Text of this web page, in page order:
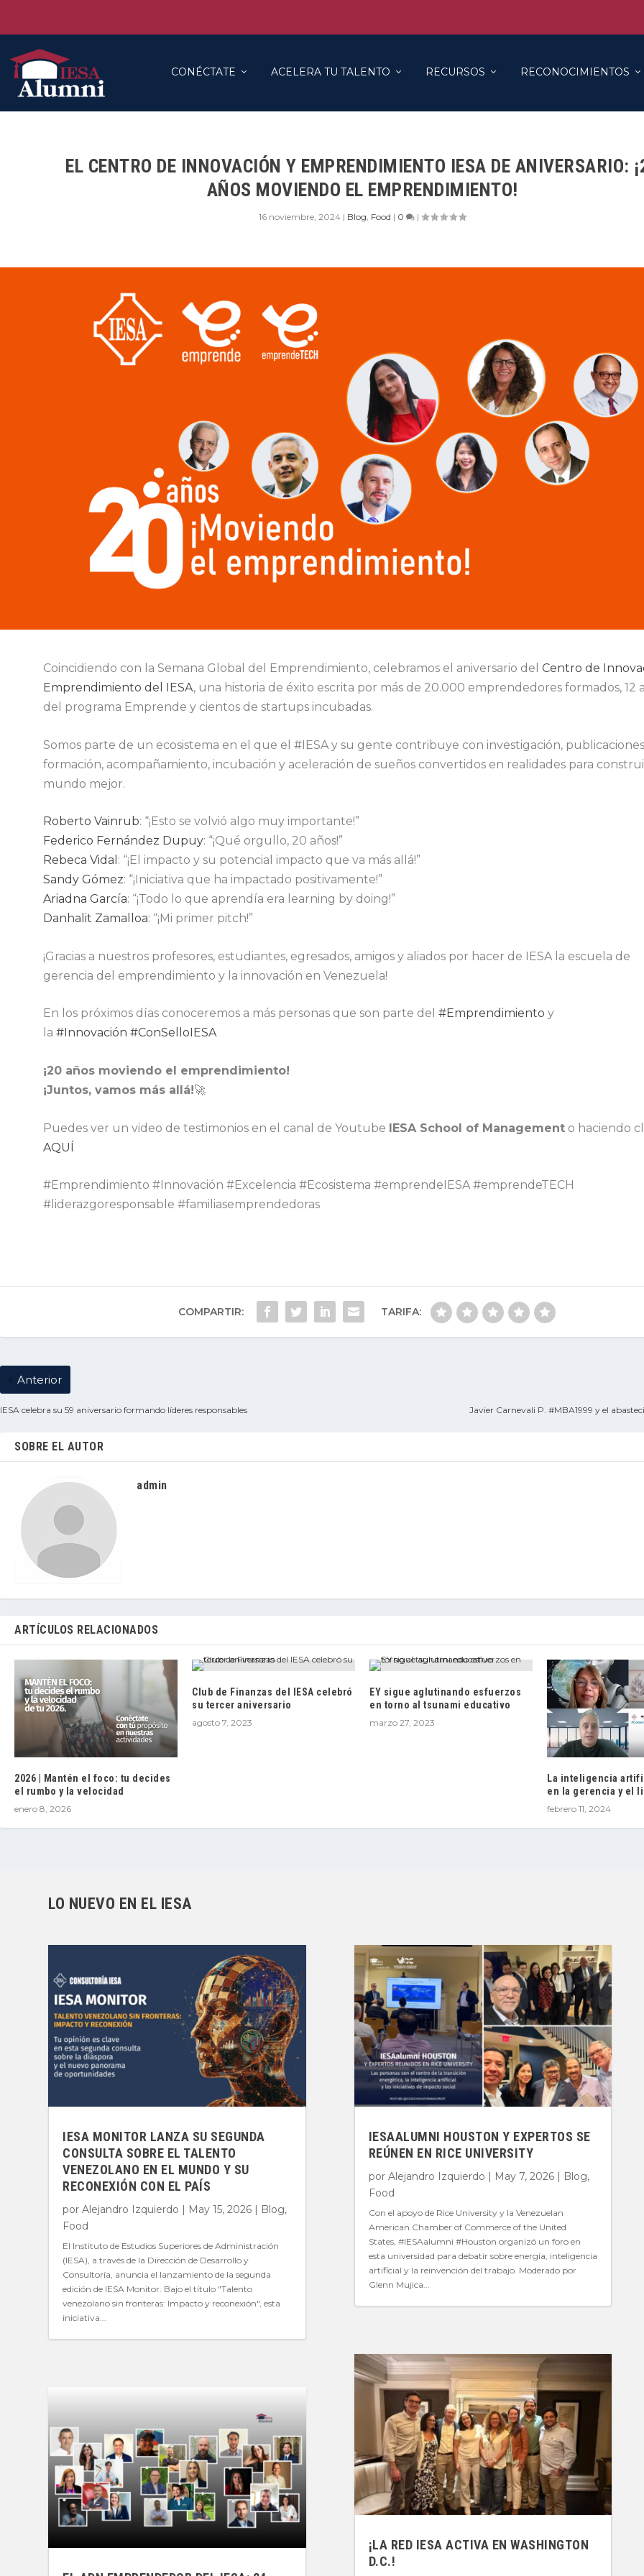
CONÉCTATE ACELERA TU TALENTO RECURSOS RECONOCIMIENTOS
EL CENTRO DE INNOVACIÓN Y EMPRENDIMIENTO IESA DE ANIVERSARIO:
AÑOS MOVIENDO EL EMPRENDIMIENTO!
16 noviembre, 2024 | Blog Food | 0 |
Coincidiendo con la Semana Global del Emprendimiento, celebramos el aniversario del Centro de
Emprendimiento del IESA, una historia de éxito escrita por más de 20.000 emprendedores formados, 12
del programa Emprende y cientos de startups incubadas.
Somos parte de un ecosistema en el que el #IESA y su gente contribuye con investigación,
formación, acompañamiento, incubación y aceleración de sueños convertidos en realidades para
mundo mejor.
Roberto Vainrub: “¡Esto se volvió algo muy importante!”
Federico Fernández Dupuy: “¡Qué orgullo, 20 años!”
Rebeca Vidal : “¡El impacto y su potencial impacto que va más allá!”
Sandy Gómez: “¡Iniciativa que ha impactado positivamente!”
Ariadna García: “¡Todo lo que aprendía era learning by doing!”
Danhalit Zamalloa: “¡Mi primer pitch!”
¡Gracias a nuestros profesores, estudiantes, egresados, amigos y aliados por hacer de IESA la escuela de
gerencia del emprendimiento y la innovación en Venezuela!
En los próximos días conoceremos a más personas que son parte del #Emprendimiento y
la #Innovación #ConSelloIESA
¡20 años moviendo el emprendimiento!
¡Juntos, vamos más allá!🚀
Puedes ver un video de testimonios en el canal de Youtube IESA School of Management o haciendo
AQUÍ
#Emprendimiento #Innovación #Excelencia #Ecosistema #emprendeIESA #emprendeTECH
#liderazgoresponsable #familiasemprendedoras
COMPARTIR: TARIFA:
Anterior
IESA celebra su 59 aniversario formando líderes responsables Javier Carnevali P. #MBA1999 y el
SOBRE EL AUTOR
admin
ARTÍCULOS RELACIONADOS
2026 | Mantén el foco: tu decides
el rumbo y la velocidad
enero 8, 2026
Club de Finanzas del IESA celebró
su tercer aniversario
agosto 7, 2023
EY sigue aglutinando esfuerzos
en torno al tsunami educativo
marzo 27, 2023
La inteligencia
en la gerencia y el
febrero 11, 2024
LO NUEVO EN EL IESA
IESA MONITOR LANZA SU SEGUNDA
CONSULTA SOBRE EL TALENTO
VENEZOLANO EN EL MUNDO Y SU
RECONEXIÓN CON EL PAÍS
porAlejandro Izquierdo | May 15, 2026 | Blog,
Food
El Instituto de Estudios Superiores de Administración
(IESA), a través de la Dirección de Desarrollo y
Consultoría, anuncia el lanzamiento de la segunda
edición de IESA Monitor. Bajo el título "Talento
venezolano sin fronteras: Impacto y reconexión", esta
iniciativa...
IESAALUMNI HOUSTON Y EXPERTOS SE
REÚNEN EN RICE UNIVERSITY
por Alejandro Izquierdo | May 7, 2026| Blog,
Food
Con el apoyo de Rice University y la Venezuelan
American Chamber of Commerce of the United
States, #IESAalumni #Houston organizó un foro en
esta universidad para debatir sobre energía, inteligencia
artificial y la reinvención del trabajo. Moderado por
Glenn Mujica...
¡LA RED IESA ACTIVA EN WASHINGTON
D.C.!